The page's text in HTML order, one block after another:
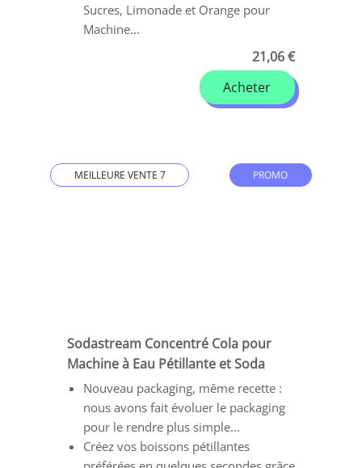
Sucres, Limonade et Orange pour
Machine...
21,06 €
Acheter
PROMO
MEILLEURE VENTE 7
Sodastream Concentré Cola pour
Machine à Eau Pétillante et Soda
Nouveau packaging, même recette :
nous avons fait évoluer le packaging
pour le rendre plus simple...
Créez vos boissons pétillantes